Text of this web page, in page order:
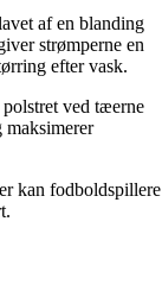
af en blanding
strømperne en
efter vask.
ved tæerne
kan fodboldspillere